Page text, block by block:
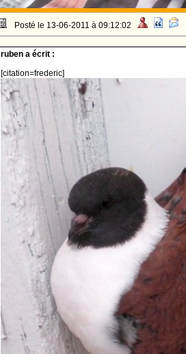
Posté le 13-06-2011 à 09:12:02
ruben a écrit :
[citation=frederic]